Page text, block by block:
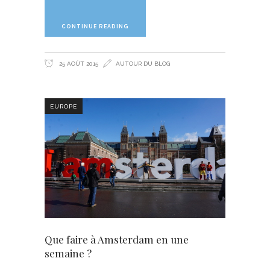
CONTINUE READING
25 AOÛT 2015 AUTOUR DU BLOG
EUROPE
Que faire à Amsterdam en une
semaine ?